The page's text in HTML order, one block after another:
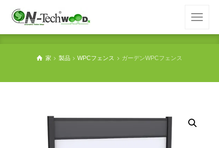
家 製品 WPCフェンス ガーデンWPCフェンス